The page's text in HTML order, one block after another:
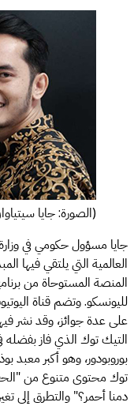
(الصورة: جايا
العالمية التي يلتقي
المنصة المستوحاة من
التيك توك الذي فاز بفضله
بوروبودور، وهو أكبر معبد
توك محتوى متنوع من
دمنا أحمر؟" والتطرق إلى